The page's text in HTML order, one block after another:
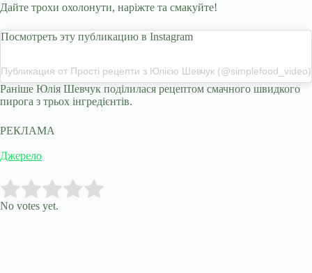
Дайте трохи охолонути, наріжте та смакуйте!
Посмотреть эту публикацию в Instagram
Публикация от ️Прості рецепти з Юлією Шевчук (@simplefood_video)
Раніше Юлія Шевчук поділилася рецептом смачного швидкого
пирога з трьох інгредієнтів.
РЕКЛАМА
Джерело
Rate this item:
No votes yet.